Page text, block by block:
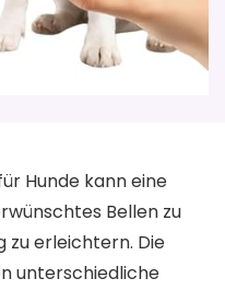
Hunde kann eine
Bellen zu
zu erleichtern. Die
unterschiedliche